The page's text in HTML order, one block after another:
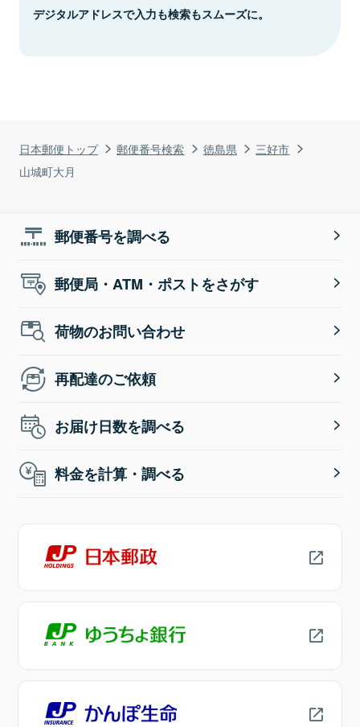
日本郵便トップ 郵便番号検索 徳島県
三好市
山城町大月
デジタルアドレスで入力も検索もスムーズに。
郵便番号を調べる
郵便局・ATM・ポストをさがす
荷物のお問い合わせ
再配達のご依頼
お届け日数を調べる
料金を計算・調べる